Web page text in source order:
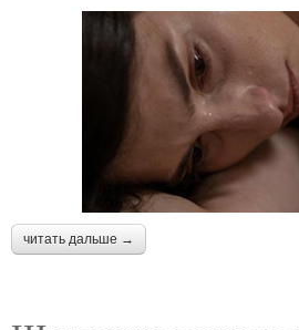
читать дальше →